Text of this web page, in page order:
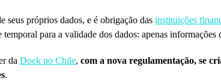
seus próprios dados, e é obrigação dasinstituições
para a validade dos dados: apenas informações
daDock no Chile,com a nova regulamentação, se
.